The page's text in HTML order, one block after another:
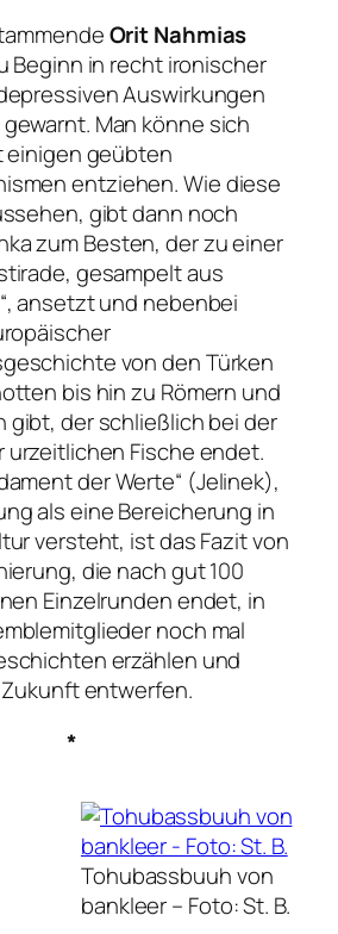
Orit Nahmias
Beginn in recht ironischer
Auswirkungen
Man könne sich
einigen geübten
entziehen. Wie diese
gibt dann noch
zum Besten, der zu einer
gesampelt aus
ansetzt und nebenbei
von den Türken
bis hin zu Römern und
gibt, der schließlich bei der
urzeitlichen Fische endet.
der Werte“ (Jelinek),
als eine Bereicherung in
versteht, ist das Fazit von
die nach gut 100
Einzelrunden endet, in
noch mal
erzählen und
entwerfen.
*
Tohubassbuuh von
bankleer – Foto: St. B.